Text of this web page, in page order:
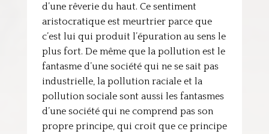
d’une rêverie du haut. Ce sentiment
aristocratique est meurtrier parce que
c’est lui qui produit l’épuration au sens le
plus fort. De même que la pollution est le
fantasme d’une société qui ne se sait pas
industrielle, la pollution raciale et la
pollution sociale sont aussi les fantasmes
d’une société qui ne comprend pas son
propre principe, qui croit que ce principe